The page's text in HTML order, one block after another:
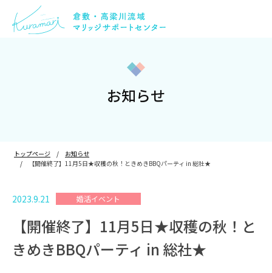
お知らせ
トップページ
お知らせ
【開催終了】11月5日★収穫の秋！ときめきBBQパーティ in 総社★
【開催終了】11月5日★収穫の秋！と
きめきBBQパーティ in 総社★
2023.9.21 婚活イベント